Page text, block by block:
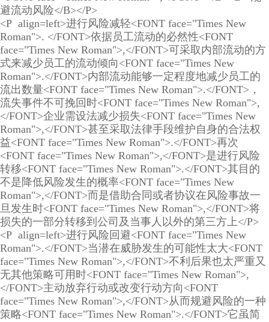
避流动风险</B></P>
<P align=left>进行风险减轻<FONT face="Times New
Roman">. </FONT>依据员工流动的必然性<FONT
face="Times New Roman">,</FONT>可采取内部流动的方
式来减少员工的流动倾向<FONT face="Times New
Roman">.</FONT>内部流动能够一定程度地减少员工的
流出数量<FONT face="Times New Roman">.</FONT>，
流失事件不可挽回时<FONT face="Times New Roman">,
</FONT>企业需设法减少损失<FONT face="Times New
Roman">,</FONT>甚至采取法律手段维护自身的合法权
益<FONT face="Times New Roman">.</FONT>再次
<FONT face="Times New Roman">,</FONT>是进行风险
转移<FONT face="Times New Roman">.</FONT>其目的
不是降低风险发生的概率<FONT face="Times New
Roman">,</FONT>而是借助合同或者协议在风险事故一
旦发生时<FONT face="Times New Roman">,</FONT>将
损失的一部分转移到公司及当事人以外的第三方上</P>
<P align=left>进行风险回避<FONT face="Times New
Roman">.</FONT>当潜在威胁发生的可能性太大<FONT
face="Times New Roman">,</FONT>不利后果也太严重又
无其他策略可用时<FONT face="Times New Roman">,
</FONT>主动放弃行动或改变行动方向<FONT
face="Times New Roman">,</FONT>从而规避风险的一种
策略<FONT face="Times New Roman">.</FONT>它虽简